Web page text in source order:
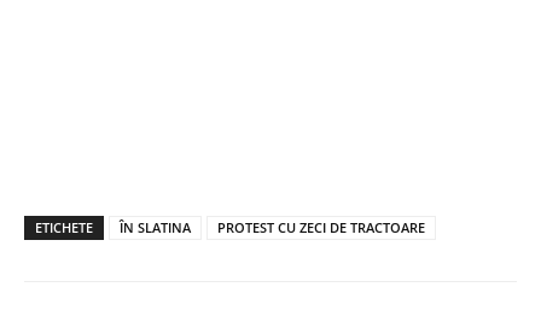
ETICHETE ÎN SLATINA PROTEST CU ZECI DE TRACTOARE